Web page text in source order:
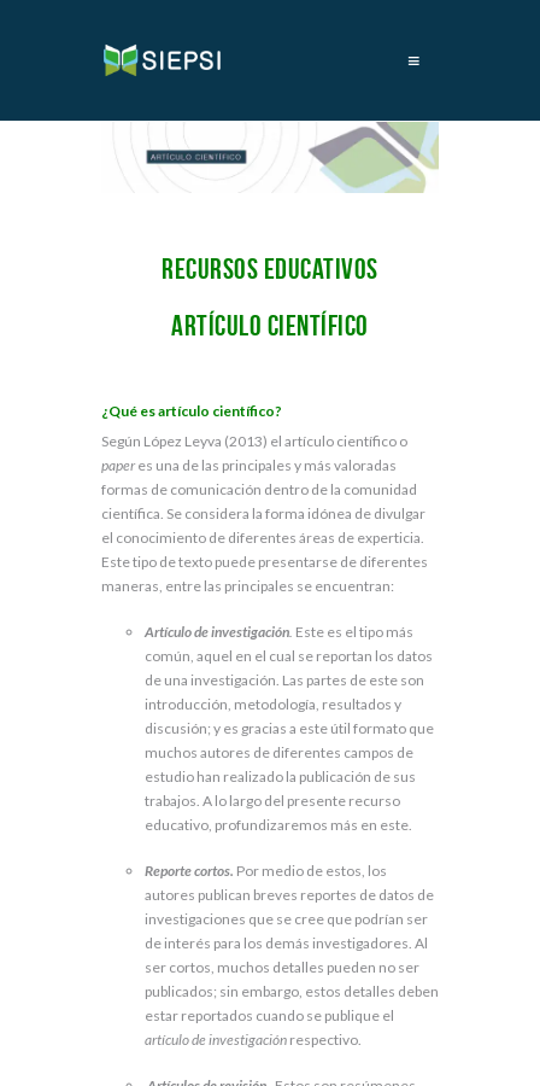
≡
Recursos educativos
Artículo científico
¿Qué es artículo científico?
Según López Leyva (2013) el artículo científico o
paperes una de las principales y más valoradas
formas de comunicación dentro de la comunidad
científica. Se considera la forma idónea de divulgar
el conocimiento de diferentes áreas de experticia.
Este tipo de texto puede presentarse de diferentes
maneras, entre las principales se encuentran:
Artículo de investigación. Este es el tipo más
común, aquel en el cual se reportan los datos
de una investigación. Las partes de este son
introducción, metodología, resultados y
discusión; y es gracias a este útil formato que
muchos autores de diferentes campos de
estudio han realizado la publicación de sus
trabajos. A lo largo del presente recurso
educativo, profundizaremos más en este.
Reporte cortos. Por medio de estos, los
autores publican breves reportes de datos de
investigaciones que se cree que podrían ser
de interés para los demás investigadores. Al
ser cortos, muchos detalles pueden no ser
publicados; sin embargo, estos detalles deben
estar reportados cuando se publique el
artículo de investigación respectivo.